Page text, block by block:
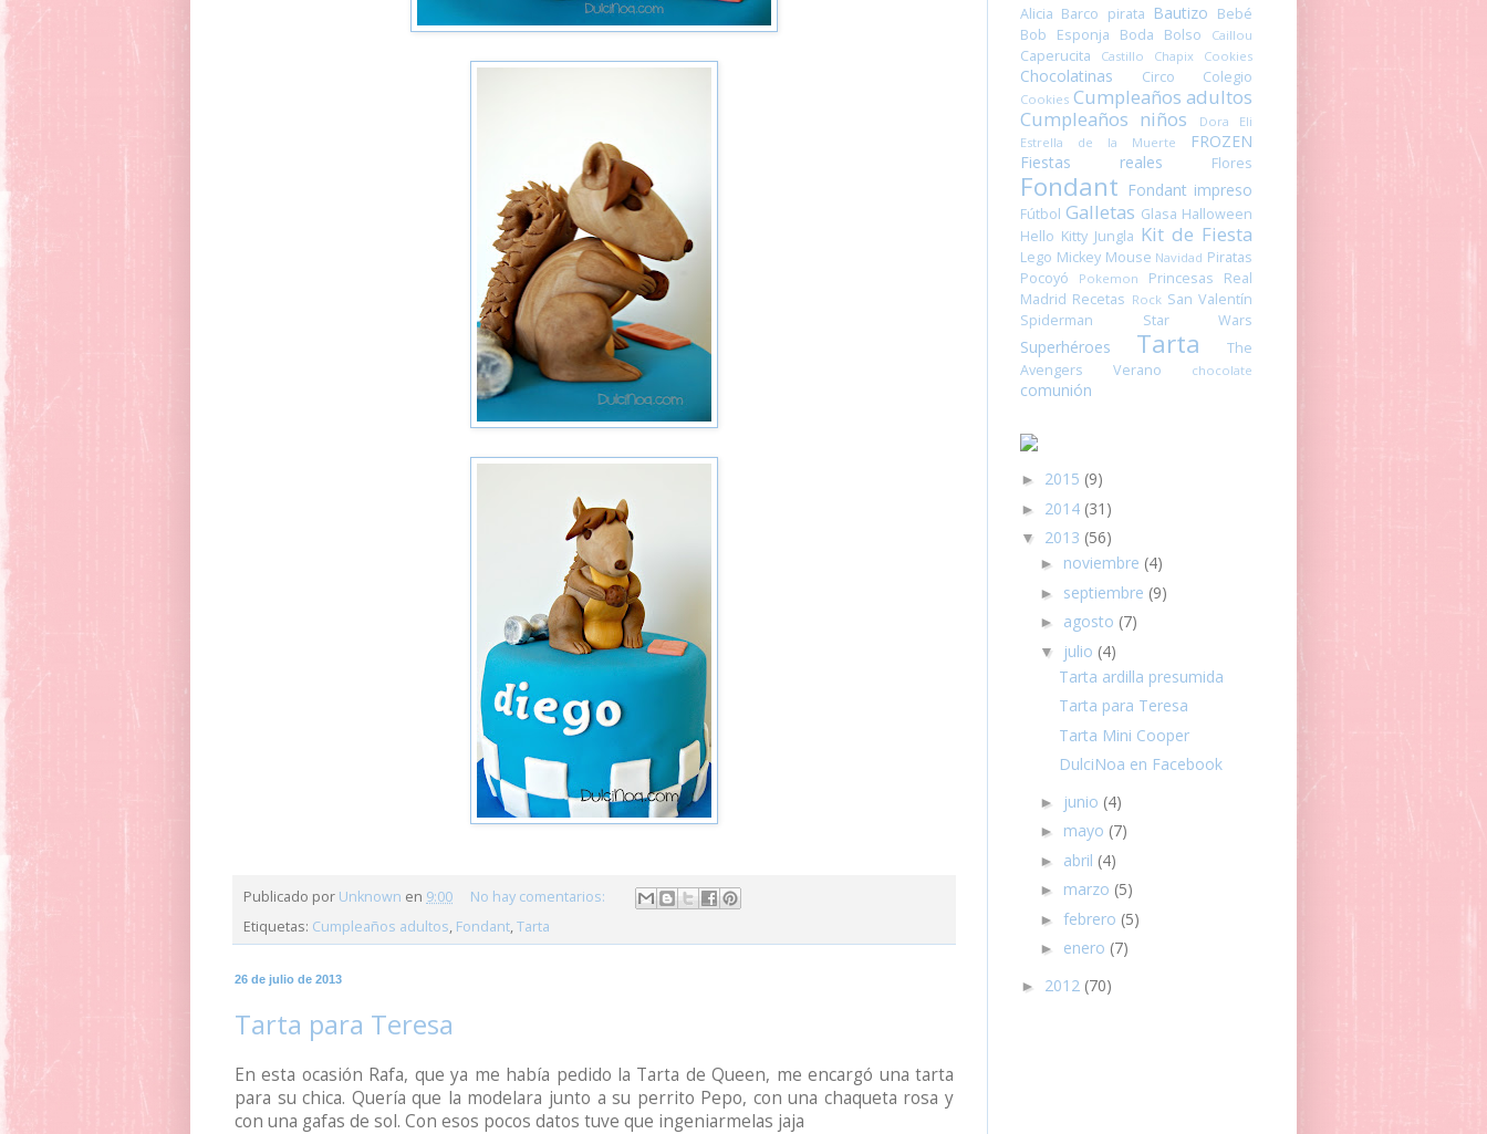
Publicado por Unknown en 9:00
No hay comentarios:
Etiquetas: Cumpleaños adultos, Fondant,Tarta
26 de julio de 2013
Tarta para Teresa
En esta ocasión Rafa, que ya me había pedido la Tarta de Queen, me encargó una tarta
para su chica. Quería que la modelara junto a su perrito Pepo, con una chaqueta rosa y
con una gafas de sol. Con esos pocos datos tuve que ingeniarmelas jaja
Alicia Barco pirata Bautizo Bebé
Bob Esponja
Boda Bolso Caillou
Caperucita Castillo Chapix Cookies
Chocolatinas Circo Colegio
Cookies Cumpleaños adultos
Cumpleaños niños
Dora
Eli
Estrella de la Muerte
FROZEN
Fiestas reales
Flores
Fondant Fondant impreso
Fútbol Galletas Glasa Halloween
Hello Kitty Jungla Kit de Fiesta
Lego Mickey Mouse Navidad Piratas
Pocoyó
Pokemon Princesas
Real
Madrid Recetas Rock San Valentín
Spiderman
Star Wars
Superhéroes Tarta
The
Avengers
Verano chocolate
comunión
► 2015 (9)
► 2014 (31)
▼ 2013 (56)
► noviembre (4)
► septiembre (9)
► agosto (7)
▼ julio (4)
Tarta ardilla presumida
Tarta para Teresa
Tarta Mini Cooper
DulciNoa en Facebook
► junio (4)
► mayo (7)
► abril (4)
► marzo (5)
► febrero (5)
► enero (7)
► 2012 (70)